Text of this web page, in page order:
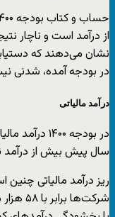
از درآمد است و ناچار
نشان می‌دهند که
در بودجه آمده، شدنی
درآمد مالیاتی
سال پیش بیش از